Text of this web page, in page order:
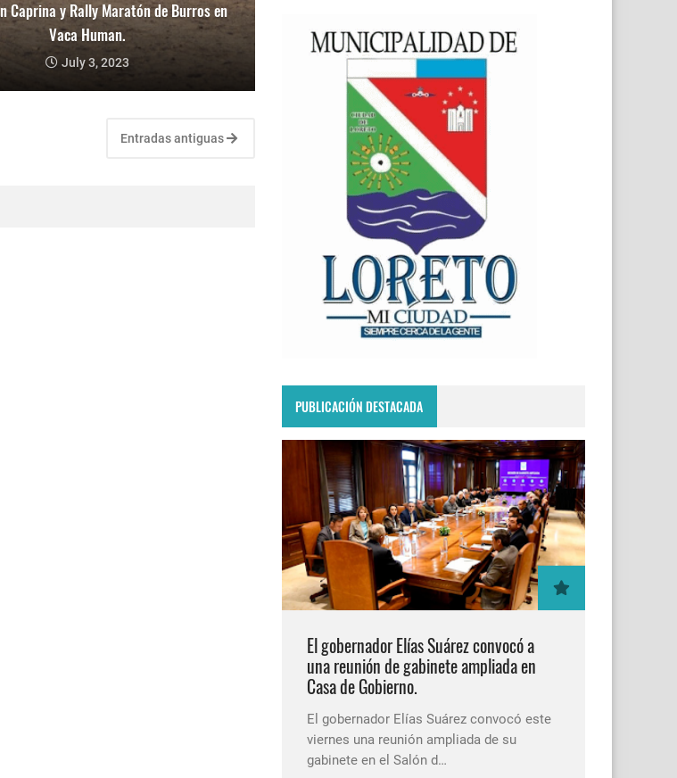
Caprina y Rally Maratón de Burros en
Vaca Human.
July 3, 2023
Entradas antiguas
PUBLICACIÓN DESTACADA
El gobernador Elías Suárez convocó a
una reunión de gabinete ampliada en
Casa de Gobierno.
El gobernador Elías Suárez convocó este
viernes una reunión ampliada de su
gabinete en el Salón d…